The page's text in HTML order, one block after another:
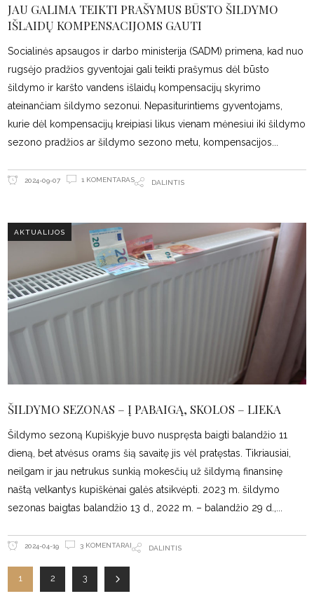
JAU GALIMA TEIKTI PRAŠYMUS BŪSTO ŠILDYMO
IŠLAIDŲ KOMPENSACIJOMS GAUTI
Socialinės apsaugos ir darbo ministerija (SADM) primena, kad nuo
rugsėjo pradžios gyventojai gali teikti prašymus dėl būsto
šildymo ir karšto vandens išlaidų kompensacijų skyrimo
ateinančiam šildymo sezonui. Nepasiturintiems gyventojams,
kurie dėl kompensacijų kreipiasi likus vienam mėnesiui iki šildymo
sezono pradžios ar šildymo sezono metu, kompensacijos
2024-09-07 1 KOMENTARAS DALINTIS
AKTUALIJOS
ŠILDYMO SEZONAS – Į PABAIGĄ, SKOLOS – LIEKA
Šildymo sezoną Kupiškyje buvo nuspręsta baigti balandžio 11
dieną, bet atvėsus orams šią savaitę jis vėl pratęstas. Tikriausiai,
neilgam ir jau netrukus sunkią mokesčių už šildymą finansinę
naštą velkantys kupiškėnai galės atsikvėpti. 2023 m. šildymo
sezonas baigtas balandžio 13 d., 2022 m. – balandžio 29 d.,
2024-04-19 3 KOMENTARAI DALINTIS
1 2 3